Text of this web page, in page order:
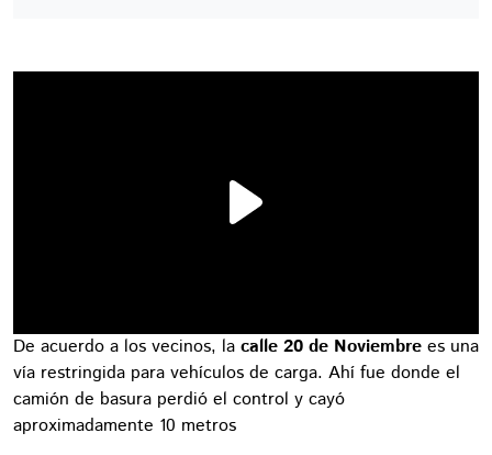
De acuerdo a los vecinos, la calle 20 de Noviembre es una
vía restringida para vehículos de carga. Ahí fue donde el
camión de basura perdió el control y cayó
aproximadamente 10 metros